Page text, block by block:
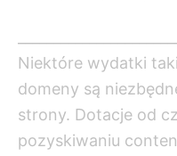
Niektóre wydatki
domeny są
strony. Dotacje od
pozyskiwaniu